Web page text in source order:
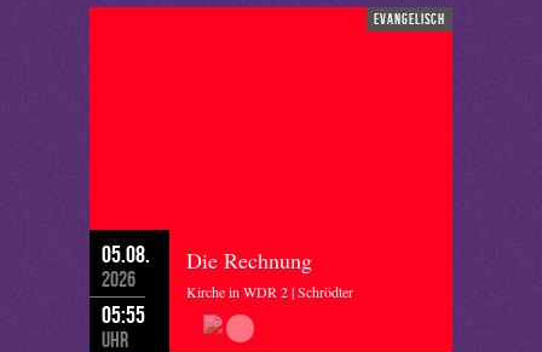
evangelisch
05.08.
2026
05:55
Uhr
Die Rechnung
Kirche in WDR 2 | Schrödter